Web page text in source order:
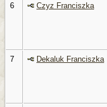
6
Czyz Franciszka
7
Dekaluk Franciszka